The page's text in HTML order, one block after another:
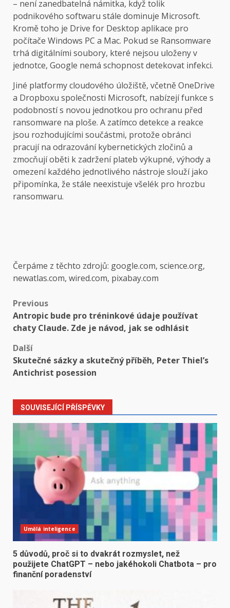
– není zanedbatelná námitka, když tolik
podnikového softwaru stále dominuje Microsoft.
Kromě toho je Drive for Desktop aplikace pro
počítače Windows PC a Mac. Pokud se Ransomware
trhá digitálními soubory, které nejsou uloženy v
jednotce, Google nemá schopnost detekovat infekci.
Jiné platformy cloudového úložiště, včetně OneDrive
a Dropboxu společnosti Microsoft, nabízejí funkce s
podobností s novou jednotkou pro ochranu před
ransomware na ploše. A zatímco detekce a reakce
jsou rozhodujícími součástmi, protože obránci
pracují na odrazování kybernetických zločinů a
zmocňují oběti k zadržení plateb výkupné, výhody a
omezení každého jednotlivého nástroje slouží jako
připomínka, že stále neexistuje všelék pro hrozbu
ransomwaru.
Čerpáme z těchto zdrojů: google.com, science.org,
newatlas.com, wired.com, pixabay.com
Post
navigation
Previous
Antropic bude pro tréninkové údaje používat
chaty Claude. Zde je návod, jak se odhlásit
Další
Skutečné sázky a skutečný příběh, Peter Thiel’s
Antichrist posession
SOUVISEJÍCÍ PŘÍSPĚVKY
Umělá inteligence
5 důvodů, proč si to dvakrát rozmyslet, než
použijete ChatGPT – nebo jakéhokoli Chatbota – pro
finanční poradenství